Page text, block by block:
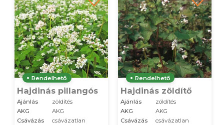
Rendelhető
Hajdinás pillangós
Ajánlás
zöldítés
AKG
AKG
Csávázás
csávázatlan
Rendelhető
Hajdinás zöldítő
Ajánlás
zöldítés
AKG
AKG
Csávázás
csávázatlan